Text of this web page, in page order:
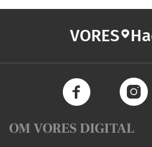
VORES
OM VORES DIGITAL